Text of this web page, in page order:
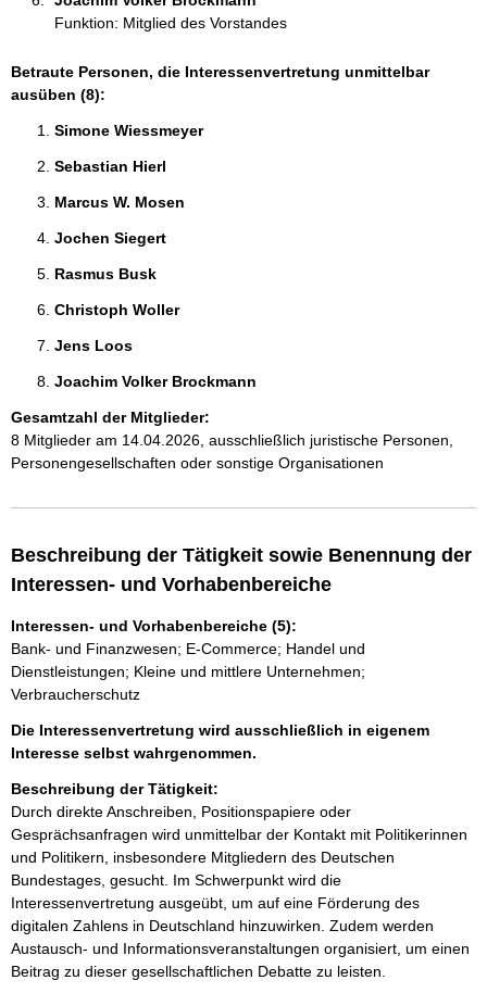
Funktion: Mitglied des Vorstandes
Betraute Personen, die Interessenvertretung unmittelbar
ausüben (8):
Simone Wiessmeyer
Sebastian Hierl
Marcus W. Mosen
Jochen Siegert
Rasmus Busk
Christoph Woller
Jens Loos
Joachim Volker Brockmann
Gesamtzahl der Mitglieder:
8 Mitglieder am 14.04.2026, ausschließlich juristische Personen,
Personengesellschaften oder sonstige Organisationen
Beschreibung der Tätigkeit sowie Benennung der
Interessen- und Vorhabenbereiche
Interessen- und Vorhabenbereiche (5):
Bank- und Finanzwesen; E-Commerce; Handel und
Dienstleistungen; Kleine und mittlere Unternehmen;
Verbraucherschutz
Die Interessenvertretung wird ausschließlich in eigenem
Interesse selbst wahrgenommen.
Beschreibung der Tätigkeit:
Durch direkte Anschreiben, Positionspapiere oder
Gesprächsanfragen wird unmittelbar der Kontakt mit Politikerinnen
und Politikern, insbesondere Mitgliedern des Deutschen
Bundestages, gesucht. Im Schwerpunkt wird die
Interessenvertretung ausgeübt, um auf eine Förderung des
digitalen Zahlens in Deutschland hinzuwirken. Zudem werden
Austausch- und Informationsveranstaltungen organisiert, um einen
Beitrag zu dieser gesellschaftlichen Debatte zu leisten.